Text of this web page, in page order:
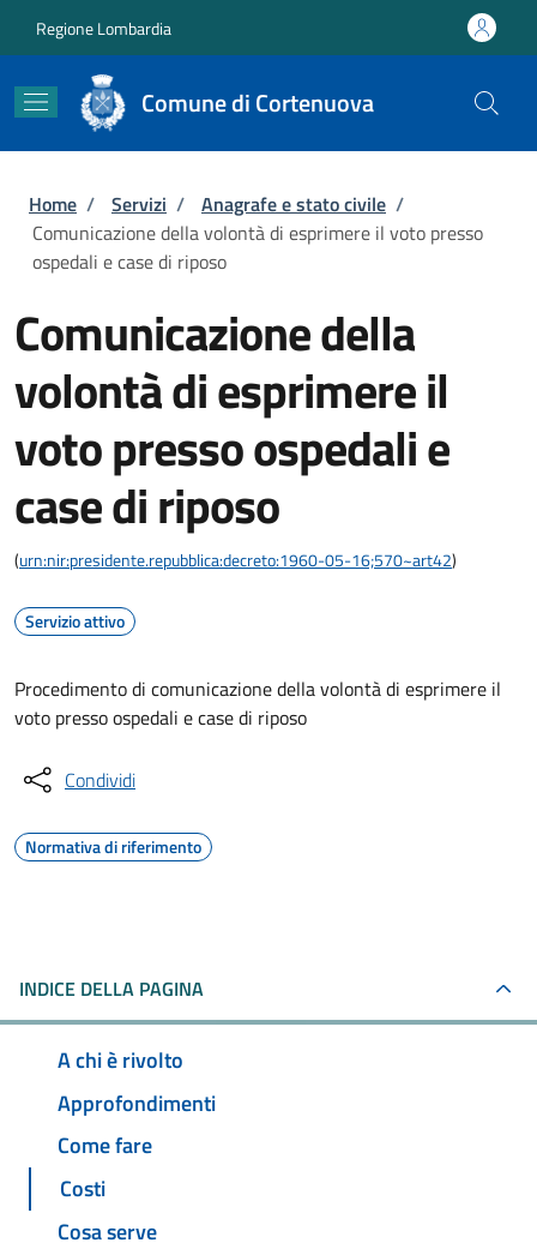
Regione Lombardia
Comune di Cortenuova
Briciole di pane
Home / Servizi / Anagrafe e stato civile /
Comunicazione della volontà di esprimere il voto presso
ospedali e case di riposo
Comunicazione della
volontà di esprimere il
voto presso ospedali e
case di riposo
(urn:nir:presidente.repubblica:decreto:1960-05-16;570~art42)
Servizio attivo
Procedimento di comunicazione della volontà di esprimere il
voto presso ospedali e case di riposo
Condividi
Normativa di riferimento
INDICE DELLA PAGINA
A chi è rivolto
Approfondimenti
Come fare
Costi
Cosa serve